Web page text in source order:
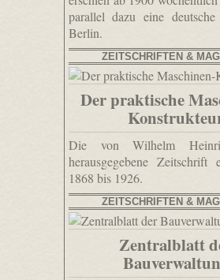
parallel dazu eine
Berlin.
ZEITSCHRIFTEN &
Der praktische
Die von Wilhelm
herausgegebene Zeitschrift
1868 bis 1926.
ZEITSCHRIFTEN &
Zentralblatt